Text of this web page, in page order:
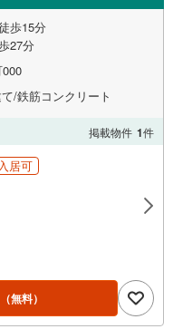
歩15分
27分
/鉄筋コンクリート
掲載物件 1件
居可
（無料）